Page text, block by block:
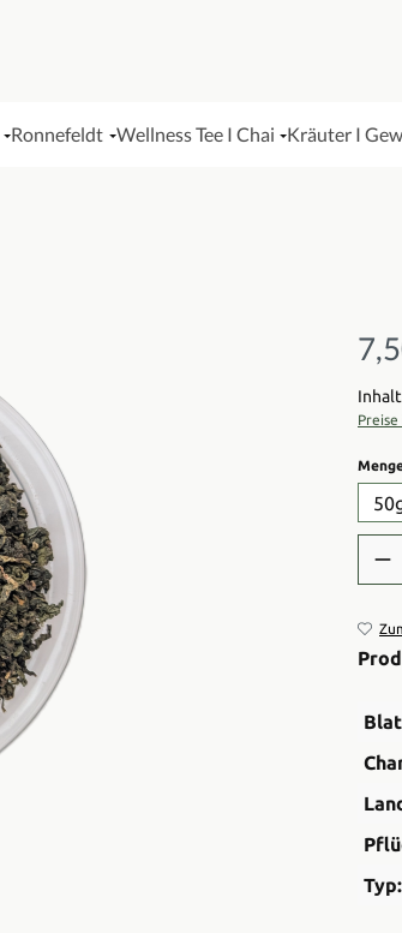
Ronnefeldt Wellness Tee I Chai Kräuter I
Typ: